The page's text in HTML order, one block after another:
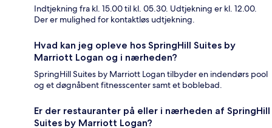
Indtjekning fra kl. 15.00 til kl. 05.30. Udtjekning er kl. 12.00.
Der er mulighed for kontaktløs udtjekning.
Hvad kan jeg opleve hos SpringHill Suites by
Marriott Logan og i nærheden?
SpringHill Suites by Marriott Logan tilbyder en indendørs pool
og et døgnåbent fitnesscenter samt et boblebad.
Er der restauranter på eller i nærheden af SpringHill
Suites by Marriott Logan?